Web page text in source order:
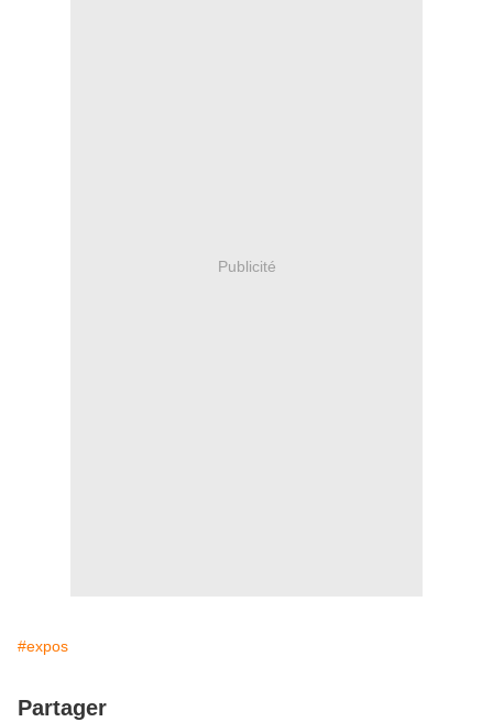
Publicité
#expos
Partager